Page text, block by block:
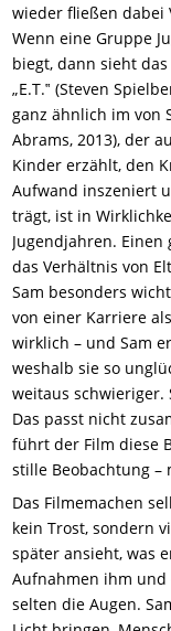
wieder fließen dabei
Wenn eine Gruppe
biegt, dann sieht
„E.T.‟ (Steven
ganz ähnlich im von
Abrams, 2013), der
Kinder erzählt, den
Aufwand inszeniert
trägt, ist in
Jugendjahren.
das Verhältnis von
Sam besonders
von einer Karriere
wirklich – und Sam
weshalb sie so
weitaus schwieriger.
Das passt nicht
führt der Film diese
stille Beobachtung –
Das Filmemachen
kein Trost, sondern
später ansieht, was
Aufnahmen ihm
selten die Augen.